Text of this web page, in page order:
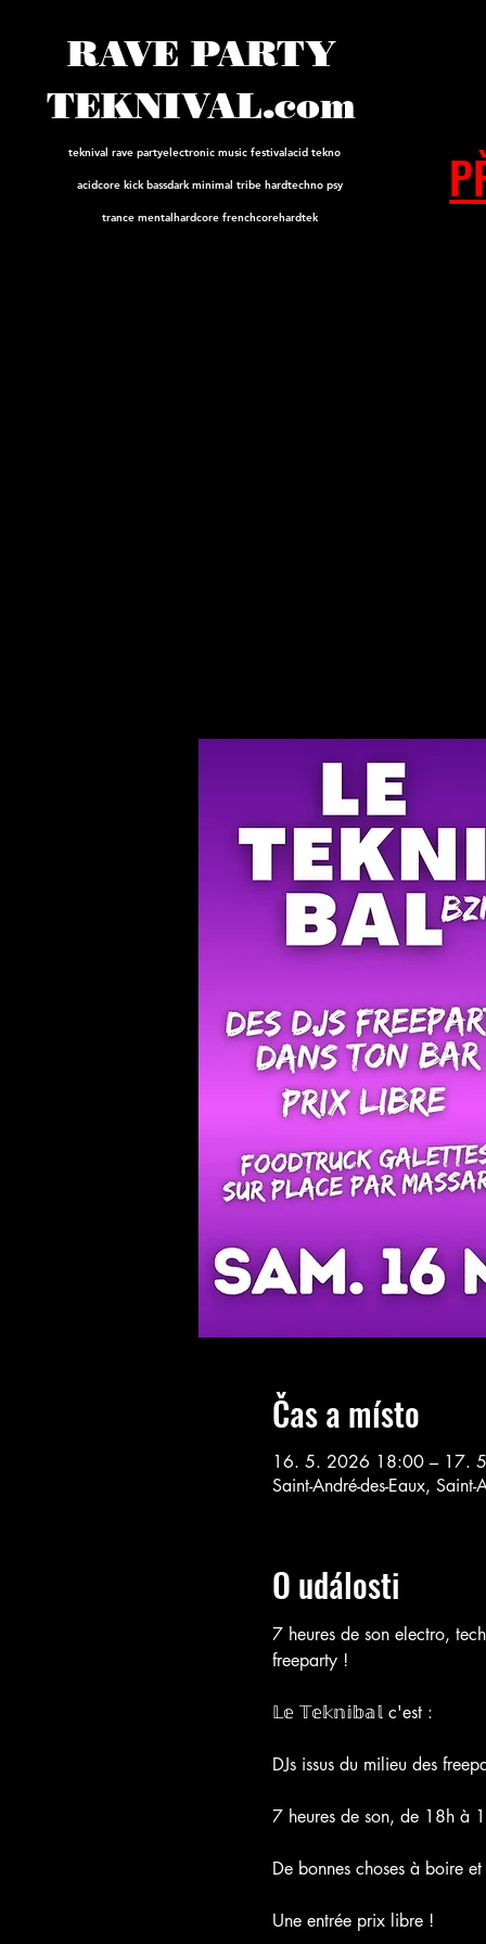
RAVE PARTY
TEKNIVAL.com
teknival rave partyelectronic music festivalacid tekno
acidcore kick bassdark minimal tribe hardtechno psy
trance mentalhardcore frenchcorehardtek
Čas a místo
16. 5. 2026 18:00 – 17.
Saint-André-des-Eaux, Saint-
O události
7 heures de son electro,
freeparty !
𝕃𝕖 𝕋𝕖𝕜𝕟𝕚𝕓𝕒𝕝 c'est :
DJs issus du milieu des
7 heures de son, de 18h à
De bonnes choses à boire
Une entrée prix libre !